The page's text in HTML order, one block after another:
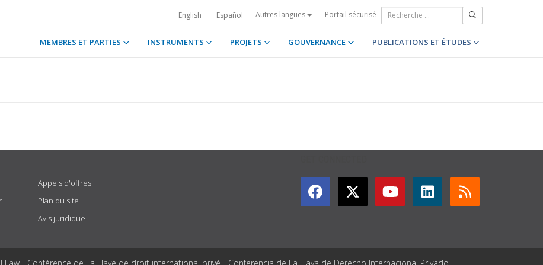
English Español Autres langues Portail sécurisé
MEMBRES ET PARTIES INSTRUMENTS PROJETS GOUVERNANCE PUBLICATIONS ET ÉTUDES
Appels d'offres
Plan du site
Avis juridique